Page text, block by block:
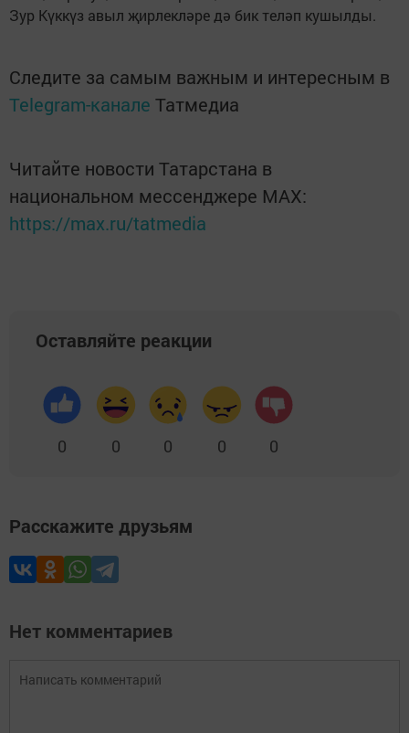
Зур Күккүз авыл җирлекләре дә бик теләп кушылды.
Следите за самым важным и интересным в
Telegram-канале Татмедиа
Читайте новости Татарстана в
национальном мессенджере MАХ:
https://max.ru/tatmedia
Оставляйте реакции
0 0 0 0 0
Расскажите друзьям
Нет комментариев